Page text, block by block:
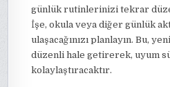
günlük rutinlerinizi tekrar
İşe, okula veya diğer günlük
ulaşacağınızı planlayın. Bu,
düzenli hale getirerek, uyum
kolaylaştıracaktır.